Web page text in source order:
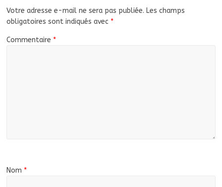
Votre adresse e-mail ne sera pas publiée. Les champs
obligatoires sont indiqués avec *
Commentaire *
Nom *